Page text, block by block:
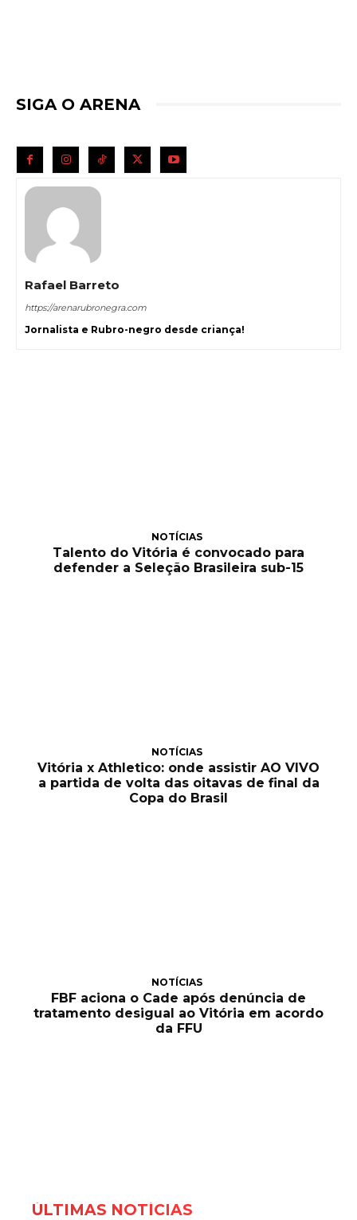
SIGA O ARENA
Rafael Barreto
https://arenarubronegra.com
Jornalista e Rubro-negro desde criança!
NOTÍCIAS
Talento do Vitória é convocado para
defender a Seleção Brasileira sub-15
NOTÍCIAS
Vitória x Athletico: onde assistir AO VIVO
a partida de volta das oitavas de final da
Copa do Brasil
NOTÍCIAS
FBF aciona o Cade após denúncia de
tratamento desigual ao Vitória em acordo
da FFU
ÚLTIMAS NOTÍCIAS